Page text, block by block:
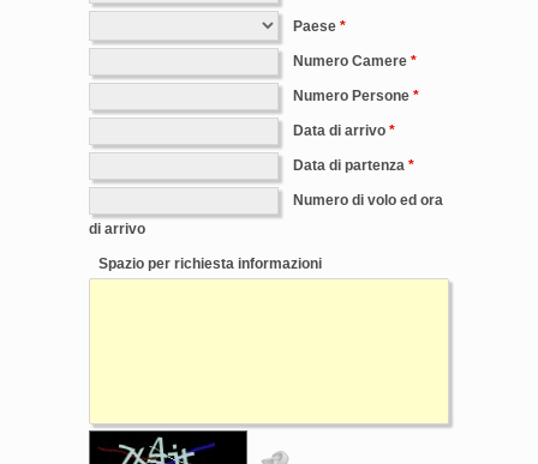
Paese
Numero Camere
Numero Persone
Data di arrivo
Data di partenza
Numero di volo ed ora
di arrivo
Spazio per richiesta informazioni